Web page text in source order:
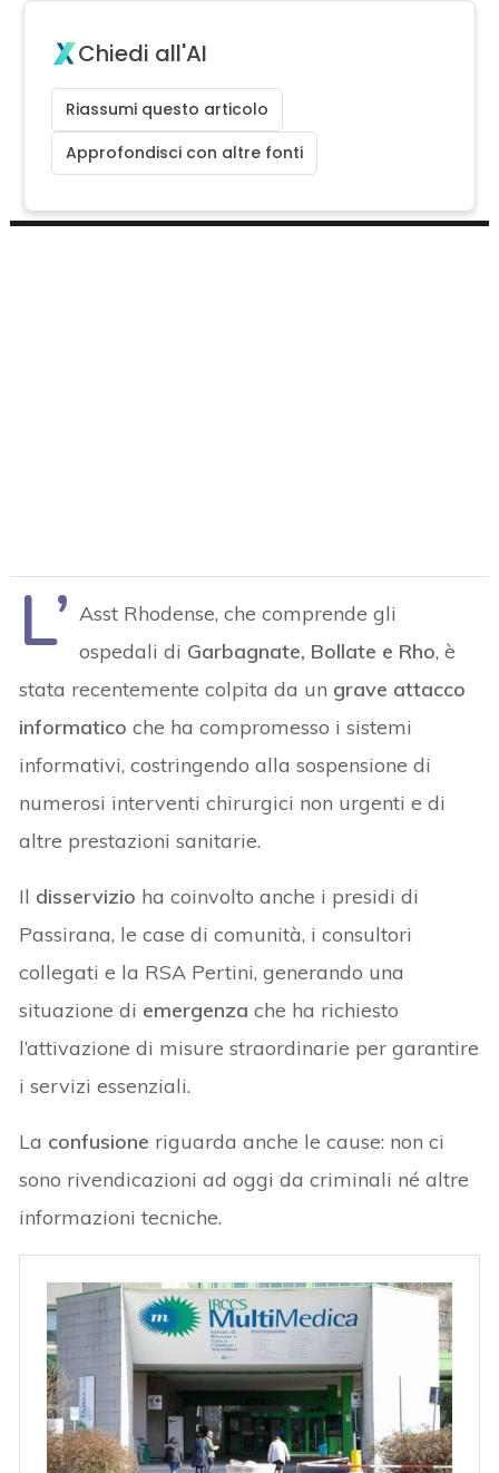
Chiedi all'AI
Riassumi questo articolo
Approfondisci con altre fonti
L’ Asst Rhodense, che comprende gli
ospedali di Garbagnate, Bollate e Rho, è
stata recentemente colpita da un grave attacco
informatico che ha compromesso i sistemi
informativi, costringendo alla sospensione di
numerosi interventi chirurgici non urgenti e di
altre prestazioni sanitarie.
Il disservizio ha coinvolto anche i presidi di
Passirana, le case di comunità, i consultori
collegati e la RSA Pertini, generando una
situazione di emergenzache ha richiesto
l’attivazione di misure straordinarie per garantire
i servizi essenziali.
La confusione riguarda anche le cause: non ci
sono rivendicazioni ad oggi da criminali né altre
informazioni tecniche.